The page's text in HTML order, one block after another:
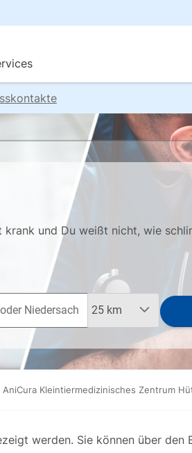
und Du weißt nicht, wie
AniCura Kleintiermedizinisches Zentrum
werden. Sie können über den